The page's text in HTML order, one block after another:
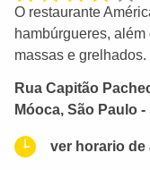
O restaurante
hambúrgueres,
massas e
Rua Capitão
Móoca, São Paulo -
ver horario de